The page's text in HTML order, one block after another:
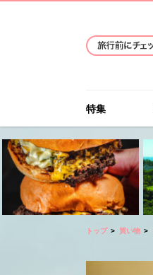
特集
トップ 買い物